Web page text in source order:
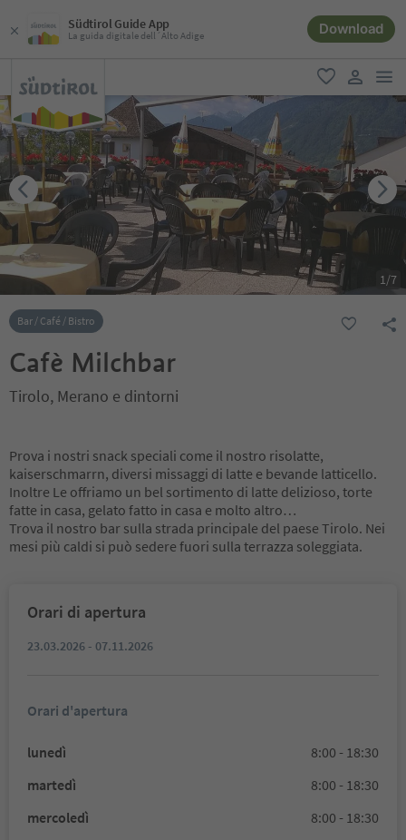
Südtirol Guide App
La guida digitale dell´Alto Adige Download
favoriti
user link
1/7
Bar / Café / Bistro
Cafè Milchbar
Tirolo, Merano e dintorni
Prova i nostri snack speciali come il nostro risolatte,
kaiserschmarrn, diversi missaggi di latte e bevande latticello.
Inoltre Le offriamo un bel sortimento di latte delizioso, torte
fatte in casa, gelato fatto in casa e molto altro…
Trova il nostro bar sulla strada principale del paese Tirolo. Nei
mesi più caldi si può sedere fuori sulla terrazza soleggiata.
Orari di apertura
23.03.2026 - 07.11.2026
Orari d'apertura
lunedì
8:00 - 18:30
martedì
8:00 - 18:30
mercoledì
8:00 - 18:30